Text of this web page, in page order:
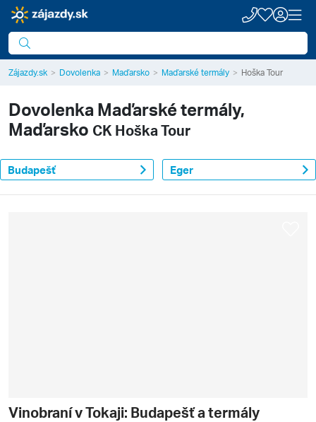
Zájazdy.sk Dovolenka Maďarsko Maďarské termály Hoška Tour
Dovolenka Maďarské termály,
Maďarsko CK Hoška Tour
Budapešť Eger
Vinobraní v Tokaji: Budapešť a termály